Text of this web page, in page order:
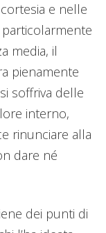
e nelle
media, il
pienamente
soffriva delle
interno,
rinunciare alla
dare né
dei punti di